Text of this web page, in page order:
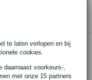
te laten verlopen en bij
cookies.
voorkeurs-,
met onze 15 partners